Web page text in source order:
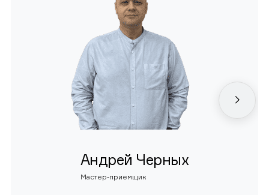
Андрей Черных
Мастер-приемщик